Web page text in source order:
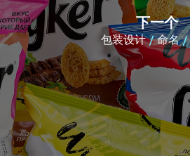
下一个
包装设计 命名